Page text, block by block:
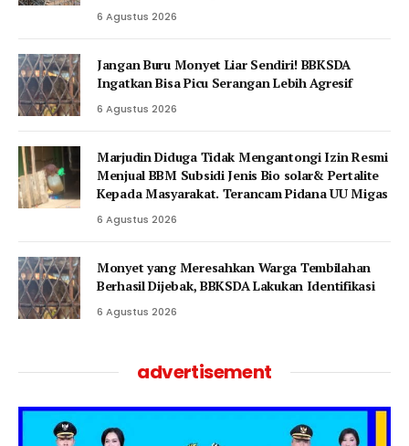
6 Agustus 2026
Jangan Buru Monyet Liar Sendiri! BBKSDA
Ingatkan Bisa Picu Serangan Lebih Agresif
6 Agustus 2026
Marjudin Diduga Tidak Mengantongi Izin Resmi
Menjual BBM Subsidi Jenis Bio solar& Pertalite
Kepada Masyarakat. Terancam Pidana UU Migas
6 Agustus 2026
Monyet yang Meresahkan Warga Tembilahan
Berhasil Dijebak, BBKSDA Lakukan Identifikasi
6 Agustus 2026
advertisement